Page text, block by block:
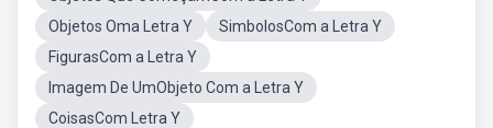
Objetos Oma Letra Y
SimbolosCom a Letra Y
FigurasCom a Letra Y
Imagem De UmObjeto Com a Letra Y
CoisasCom Letra Y